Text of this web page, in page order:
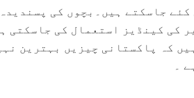
جاسکتے ہیں۔بچوں کی
کی کینڈیز استعمال کی جاسکتی
کہ پاکستانی چیزیں بہترین
۔